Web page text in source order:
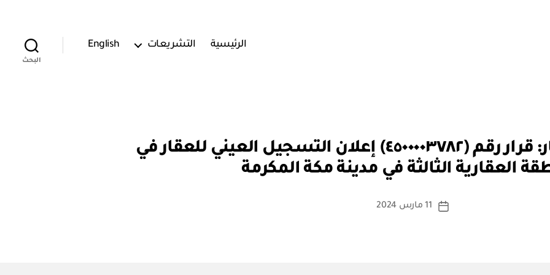
الرئيسية التشريعات English
البحث
الهيئة العامة للعقار: قرار رقم (٤٥٠٠٠٠٣٧٨٢) إعلان التسجيل العيني للعقار في
العقارية الثالثة في مدينة مكة المكرمة
كاتب
بو
ا
س
ة
تاريخ
11 مارس 2024